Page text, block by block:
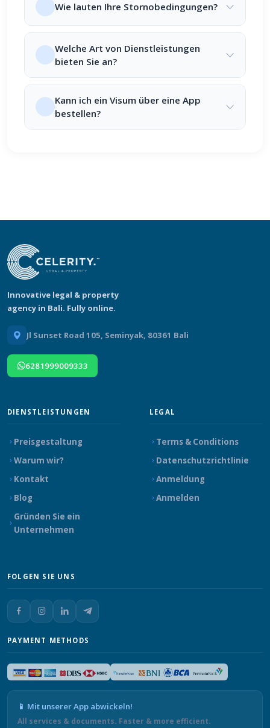
Wie lauten Ihre Stornobedingungen?
Welche Art von Dienstleistungen
bieten Sie an?
Kann ich ein Visum über eine App
bestellen?
Innovative legal & property
agency in Bali. Fully online.
Jl Sunset Road 105, Seminyak, 80361 Bali
6281999009333
DIENSTLEISTUNGEN
Preisgestaltung
Warum wir?
Kontakt
Blog
Gründen Sie ein
Unternehmen
LEGAL
Terms & Conditions
Datenschutzrichtlinie
Anmeldung
Anmelden
FOLGEN SIE UNS
PAYMENT METHODS
📱 Mit unserer App abwickeln!
All services & documents. Faster & more efficient.